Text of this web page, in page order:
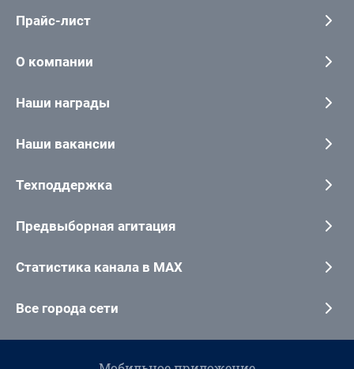
Прайс-лист
О компании
Наши награды
Наши вакансии
Техподдержка
Предвыборная агитация
Статистика канала в MAX
Все города сети